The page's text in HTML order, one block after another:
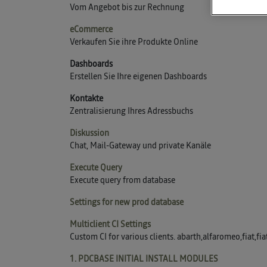
Vom Angebot bis zur Rechnung
eCommerce
Verkaufen Sie ihre Produkte Online
Dashboards
Erstellen Sie Ihre eigenen Dashboards
Kontakte
Zentralisierung Ihres Adressbuchs
Diskussion
Chat, Mail-Gateway und private Kanäle
Execute Query
Execute query from database
Settings for new prod database
Multiclient CI Settings
Custom CI for various clients.
1. PDCBASE INITIAL INSTALL MODULES